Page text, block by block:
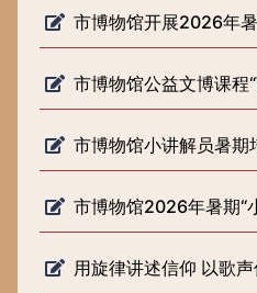
市博物馆开展2026年
市博物馆公益文博课程“萌
市博物馆小讲解员暑期
市博物馆2026年暑期“小小
用旋律讲述信仰 以歌声传承薪火——市博